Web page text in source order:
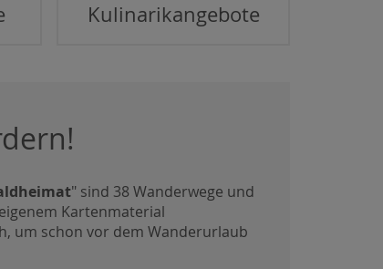
Kulinarikangebote
" sind 38 Wanderwege und
Kartenmaterial
um schon vor dem Wanderurlaub